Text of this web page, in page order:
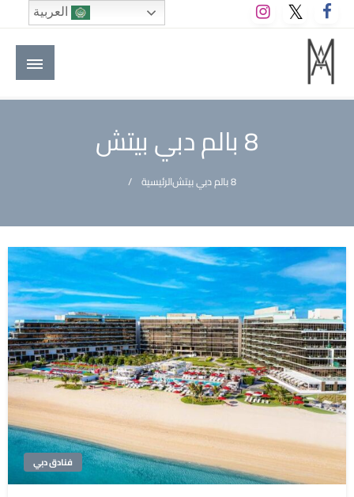
التخطي
إلى
المحتوى
M A hotels | إم ايه هوتيلز
الموقع الأول للعاملين في الفنادق في العالم العربي
8 بالم دبي بيتش
الرئيسية 8 بالم دبي بيتش
فنادق دبي
العربية